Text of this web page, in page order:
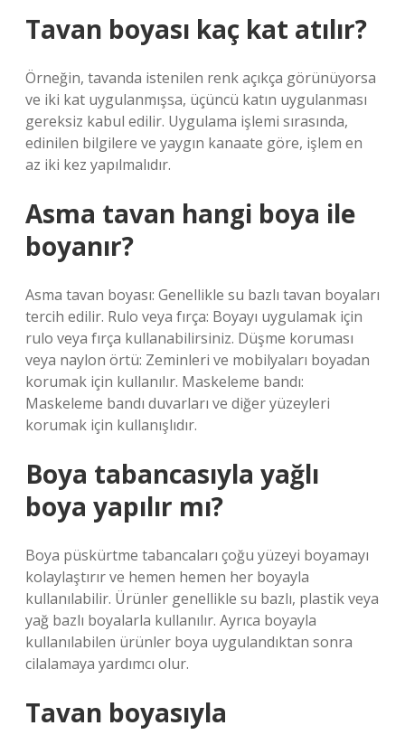
Tavan boyası kaç kat atılır?
Örneğin, tavanda istenilen renk açıkça görünüyorsa
ve iki kat uygulanmışsa, üçüncü katın uygulanması
gereksiz kabul edilir. Uygulama işlemi sırasında,
edinilen bilgilere ve yaygın kanaate göre, işlem en
az iki kez yapılmalıdır.
Asma tavan hangi boya ile
boyanır?
Asma tavan boyası: Genellikle su bazlı tavan boyaları
tercih edilir. Rulo veya fırça: Boyayı uygulamak için
rulo veya fırça kullanabilirsiniz. Düşme koruması
veya naylon örtü: Zeminleri ve mobilyaları boyadan
korumak için kullanılır. Maskeleme bandı:
Maskeleme bandı duvarları ve diğer yüzeyleri
korumak için kullanışlıdır.
Boya tabancasıyla yağlı
boya yapılır mı?
Boya püskürtme tabancaları çoğu yüzeyi boyamayı
kolaylaştırır ve hemen hemen her boyayla
kullanılabilir. Ürünler genellikle su bazlı, plastik veya
yağ bazlı boyalarla kullanılır. Ayrıca boyayla
kullanılabilen ürünler boya uygulandıktan sonra
cilalamaya yardımcı olur.
Tavan boyasıyla